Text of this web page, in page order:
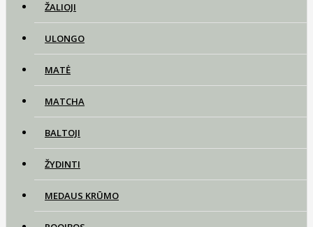
ŽALIOJI
ULONGO
MATĖ
MATCHA
BALTOJI
ŽYDINTI
MEDAUS KRŪMO